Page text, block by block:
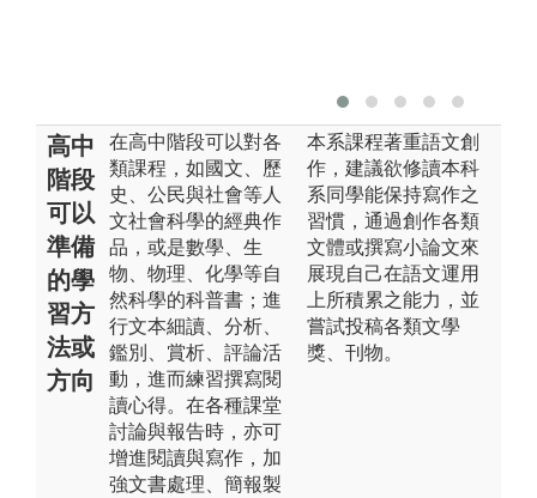
高中
階段
可以
準備
的學
習方
法或
方向
在高中階段可以對各
類課程，如國文、歷
史、公民與社會等人
文社會科學的經典作
品，或是數學、生
物、物理、化學等自
然科學的科普書；進
行文本細讀、分析、
鑑別、賞析、評論活
動，進而練習撰寫閱
讀心得。在各種課堂
討論與報告時，亦可
增進閱讀與寫作，加
強文書處理、簡報製
本系課程著重語文創
作，建議欲修讀本科
系同學能保持寫作之
習慣，通過創作各類
文體或撰寫小論文來
展現自己在語文運用
上所積累之能力，並
嘗試投稿各類文學
獎、刊物。